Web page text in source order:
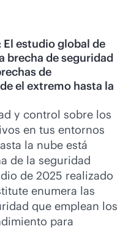
estudio global de
brecha de seguridad
de
el extremo hasta la
y control sobre los
en tus entornos
la nube está
de la seguridad
de 2025 realizado
enumera las
que emplean los
para